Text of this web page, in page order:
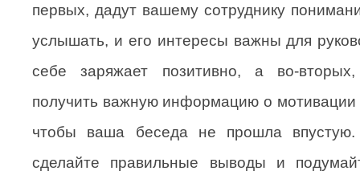
первых, дадут вашему сотруднику
услышать, и его интересы важны для
себе заряжает позитивно, а во-
получить важную информацию о мотивации
чтобы ваша беседа не прошла
сделайте правильные выводы и